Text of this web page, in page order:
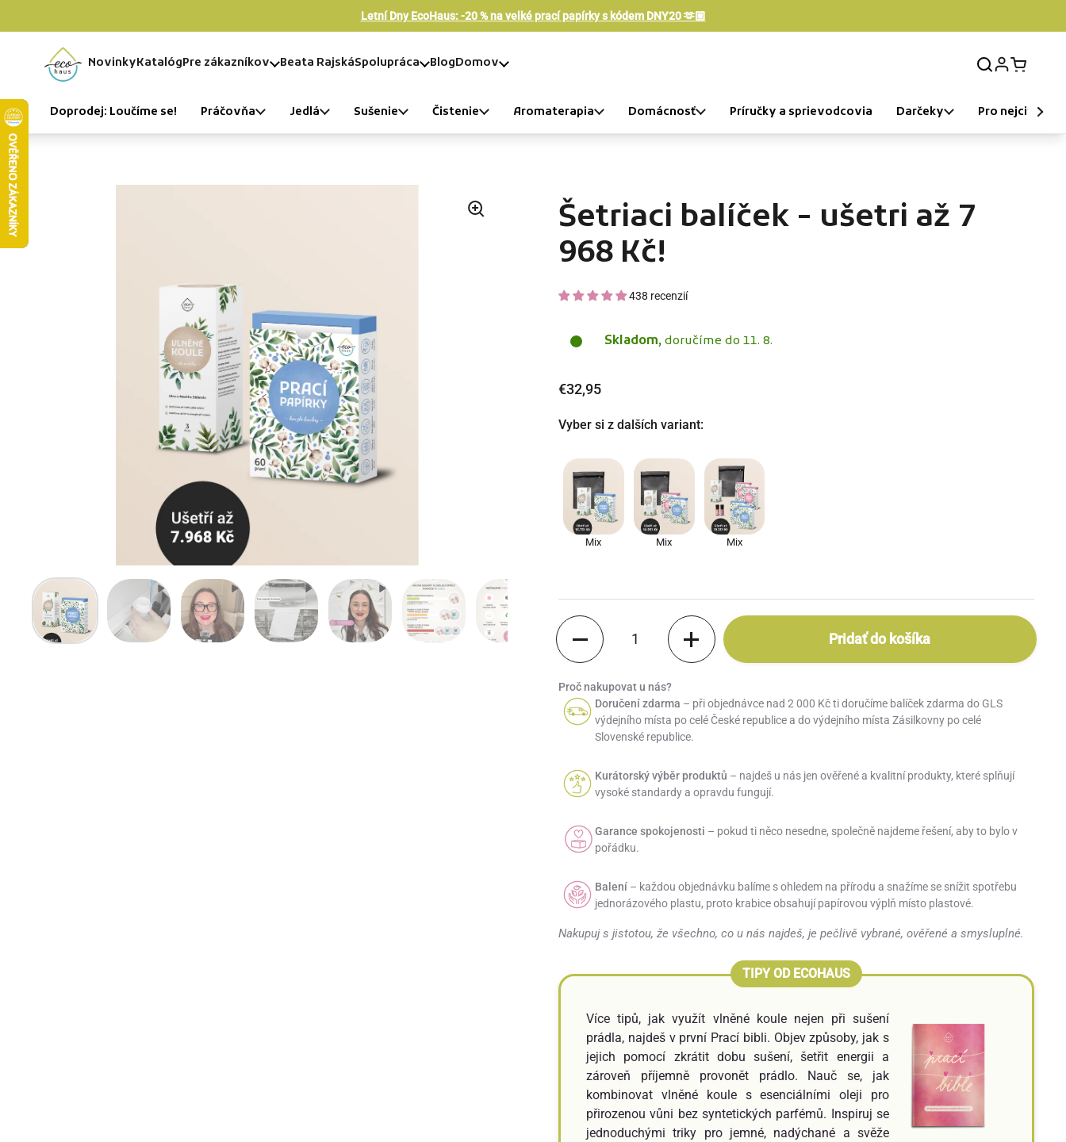
Letní Dny EcoHaus: -20 % na velké prací papírky s kódem DNY20 🫶🏼
Domov
NovinkyKatalógPre zákazníkov Beata RajskáSpolupráca BlogDomov Prihlásenie
Otvorit
Doprodej: Loučíme se! Práčovňa Jedlá Sušenie Čistenie Aromaterapia Domácnosť Príručky a sprievodcovia Darčeky Pro nejcitlivější
Šetriaci balíček - ušetri až 7
968 Kč!
438 recenzií
Skladom, doručíme do 11. 8.
€32,95
Vyber si z dalších variant:
Mix Mix Mix
Množstvo
Pridať do košíka
Proč nakupovat u nás?
Doručení zdarma – při objednávce nad 2 000 Kč ti doručíme balíček zdarma do GLS
výdejního místa po celé České republice a do výdejního místa Zásilkovny po celé
Slovenské republice.
Kurátorský výběr produktů – najdeš u nás jen ověřené a kvalitní produkty, které splňují
vysoké standardy a opravdu fungují.
Garance spokojenosti – pokud ti něco nesedne, společně najdeme řešení, aby to bylo v
pořádku.
Balení – každou objednávku balíme s ohledem na přírodu a snažíme se snížit spotřebu
jednorázového plastu, proto krabice obsahují papírovou výplň místo plastové.
Nakupuj s jistotou, že všechno, co u nás najdeš, je pečlivě vybrané, ověřené a smysluplné.
Více tipů, jak využít vlněné koule nejen při sušení
prádla, najdeš v první Prací bibli. Objev způsoby, jak s
jejich pomocí zkrátit dobu sušení, šetřit energii a
zároveň příjemně provonět prádlo. Nauč se, jak
kombinovat vlněné koule s esenciálními oleji pro
přirozenou vůni bez syntetických parfémů. Inspiruj se
jednoduchými triky pro jemné, nadýchané a svěže